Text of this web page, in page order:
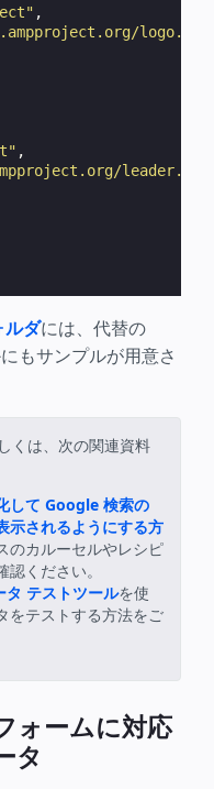
,
,
ダには、代替の
もサンプルが用意さ
くは、次の関連資料
して Google 検索の
示されるようにする方
のカルーセルやレシピ
ください。
テストツールを使
をテストする方法をご
ォームに対応
タ